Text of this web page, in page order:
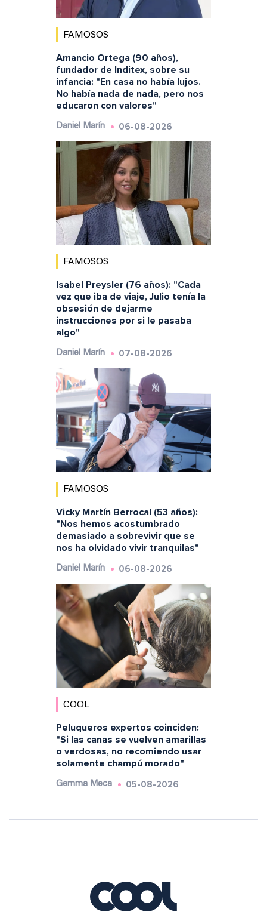
FAMOSOS
Amancio Ortega (90 años),
fundador de Inditex, sobre su
infancia: "En casa no había lujos.
No había nada de nada, pero nos
educaron con valores"
Daniel Marín 06-08-2026
FAMOSOS
Isabel Preysler (76 años): "Cada
vez que iba de viaje, Julio tenía la
obsesión de dejarme
instrucciones por si le pasaba
algo"
Daniel Marín 07-08-2026
FAMOSOS
Vicky Martín Berrocal (53 años):
"Nos hemos acostumbrado
demasiado a sobrevivir que se
nos ha olvidado vivir tranquilas"
Daniel Marín 06-08-2026
COOL
Peluqueros expertos coinciden:
"Si las canas se vuelven amarillas
o verdosas, no recomiendo usar
solamente champú morado"
Gemma Meca 05-08-2026